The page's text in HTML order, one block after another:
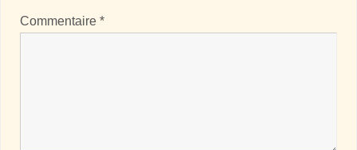
Commentaire*